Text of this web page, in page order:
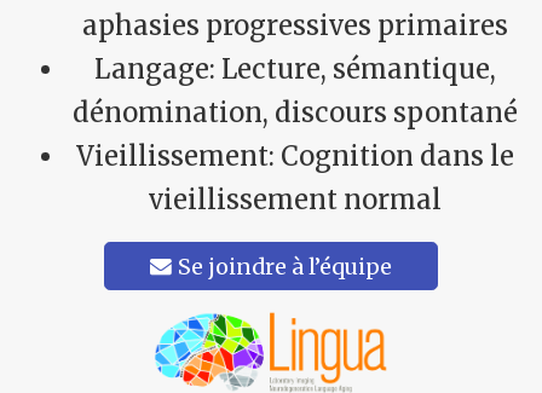
aphasies progressives primaires
Langage: Lecture, sémantique,
dénomination, discours spontané
Vieillissement: Cognition dans le
vieillissement normal
Se joindre à l’équipe